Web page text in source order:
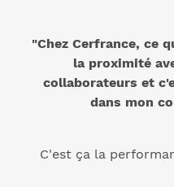
"Chez Cerfrance, ce
la proximité
collaborateurs et
dans mon
C'est ça la